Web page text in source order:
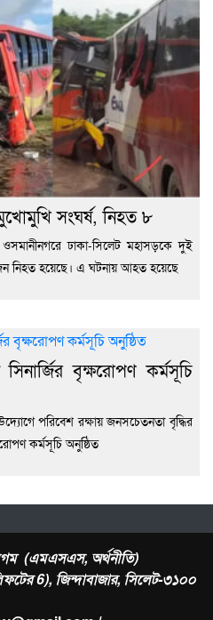
সংঘর্ষ, নিহত ৮
ঢাকা-সিলেট মহাসড়কে দুই
জন নিহত হয়েছে। এ ঘটনায় আহত হয়েছে
বৃক্ষরোপণ কর্মসূচি
পরিবেশ রক্ষায় জনসচেতনতা বৃদ্ধির
কর্মসূচি অনুষ্ঠিত
(এমএসএস, অর্থনীতি)
6), জিন্দাবাজার, সিলেট-৩১০০